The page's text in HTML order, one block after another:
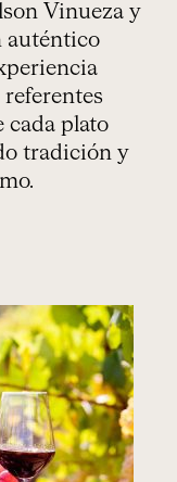
Vinueza y
auténtico
cada plato
tradición y